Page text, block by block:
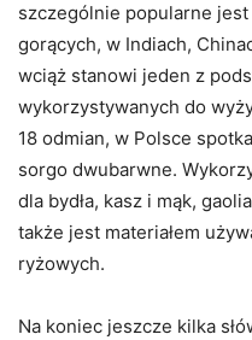
szczególnie popularne
gorących, w Indiach,
wciąż stanowi jeden z
wykorzystywanych do
18 odmian, w Polsce
sorgo dwubarwne.
dla bydła, kasz i mąk,
także jest materiałem
ryżowych.
Na koniec jeszcze kilka